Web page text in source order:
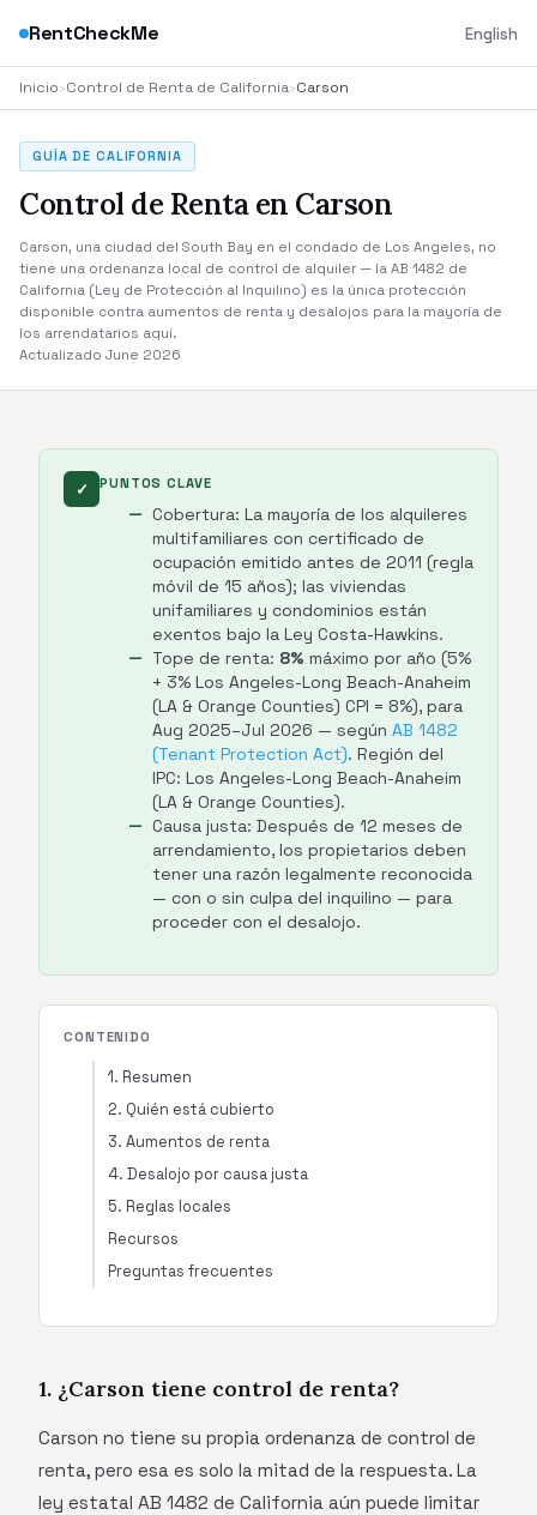
RentCheckMe English
Inicio›Control de Renta de California›Carson
GUÍA DE CALIFORNIA
Control de Renta en Carson
Carson, una ciudad del South Bay en el condado de Los Angeles, no
tiene una ordenanza local de control de alquiler — la AB 1482 de
California (Ley de Protección al Inquilino) es la única protección
disponible contra aumentos de renta y desalojos para la mayoría de
los arrendatarios aquí.
Actualizado June 2026
✓ PUNTOS CLAVE
Cobertura: La mayoría de los alquileres
multifamiliares con certificado de
ocupación emitido antes de 2011 (regla
móvil de 15 años); las viviendas
unifamiliares y condominios están
exentos bajo la Ley Costa-Hawkins.
Tope de renta: 8% máximo por año (5%
+ 3% Los Angeles-Long Beach-Anaheim
(LA & Orange Counties) CPI = 8%), para
Aug 2025–Jul 2026 — según AB 1482
(Tenant Protection Act). Región del
IPC: Los Angeles-Long Beach-Anaheim
(LA & Orange Counties).
Causa justa: Después de 12 meses de
arrendamiento, los propietarios deben
tener una razón legalmente reconocida
— con o sin culpa del inquilino — para
proceder con el desalojo.
CONTENIDO
1. Resumen
2. Quién está cubierto
3. Aumentos de renta
4. Desalojo por causa justa
5. Reglas locales
Recursos
Preguntas frecuentes
1. ¿Carson tiene control de renta?
Carson no tiene su propia ordenanza de control de
renta, pero esa es solo la mitad de la respuesta. La
ley estatal AB 1482 de California aún puede limitar